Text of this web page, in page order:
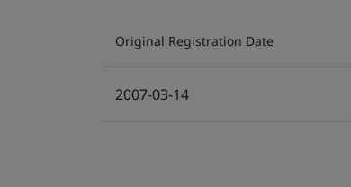
Original Registration Date
2007-03-14